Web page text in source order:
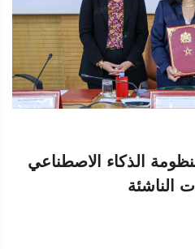
الذكاء الاصطناعي
الناشئة